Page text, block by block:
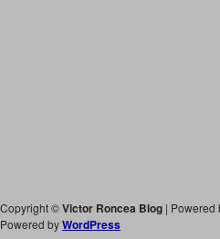
Copyright ©Victor Roncea Blog | Powered
Powered byWordPress